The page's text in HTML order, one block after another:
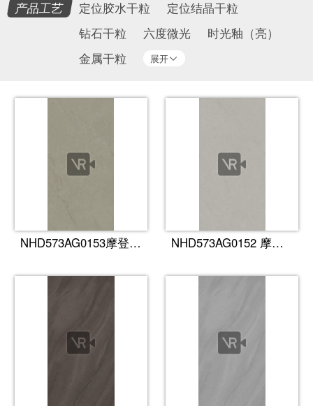
产品工艺 定位胶水干粒
定位结晶干粒
钻石干粒
六度微光
时光釉（亮）
金属干粒
展开
NHD573AG0153摩登咖（中） NHD573AG0152 摩登咖（浅）